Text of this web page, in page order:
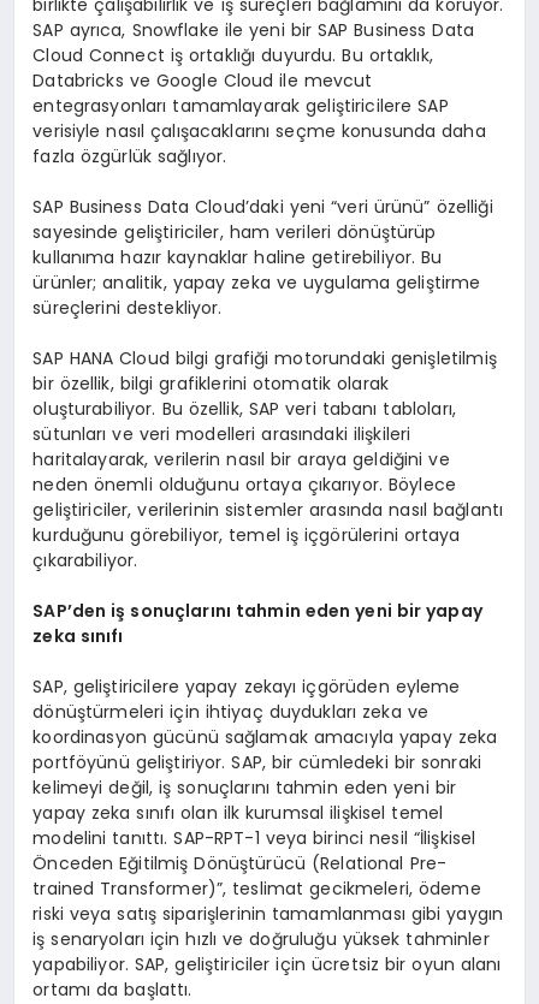
birlikte çalışabilirlik ve iş süreçleri bağlamını da koruyor.
SAP ayrıca, Snowflake ile yeni bir SAP Business Data
Cloud Connect iş ortaklığı duyurdu. Bu ortaklık,
Databricks ve Google Cloud ile mevcut
entegrasyonları tamamlayarak geliştiricilere SAP
verisiyle nasıl çalışacaklarını seçme konusunda daha
fazla özgürlük sağlıyor.
SAP Business Data Cloud’daki yeni “veri ürünü” özelliği
sayesinde geliştiriciler, ham verileri dönüştürüp
kullanıma hazır kaynaklar haline getirebiliyor. Bu
ürünler; analitik, yapay zeka ve uygulama geliştirme
süreçlerini destekliyor.
SAP HANA Cloud bilgi grafiği motorundaki genişletilmiş
bir özellik, bilgi grafiklerini otomatik olarak
oluşturabiliyor. Bu özellik, SAP veri tabanı tabloları,
sütunları ve veri modelleri arasındaki ilişkileri
haritalayarak, verilerin nasıl bir araya geldiğini ve
neden önemli olduğunu ortaya çıkarıyor. Böylece
geliştiriciler, verilerinin sistemler arasında nasıl bağlantı
kurduğunu görebiliyor, temel iş içgörülerini ortaya
çıkarabiliyor.
SAP’den iş sonuçlarını tahmin eden yeni bir yapay
zeka sınıfı
SAP, geliştiricilere yapay zekayı içgörüden eyleme
dönüştürmeleri için ihtiyaç duydukları zeka ve
koordinasyon gücünü sağlamak amacıyla yapay zeka
portföyünü geliştiriyor. SAP, bir cümledeki bir sonraki
kelimeyi değil, iş sonuçlarını tahmin eden yeni bir
yapay zeka sınıfı olan ilk kurumsal ilişkisel temel
modelini tanıttı. SAP-RPT-1 veya birinci nesil “İlişkisel
Önceden Eğitilmiş Dönüştürücü (Relational Pre-
trained Transformer)”, teslimat gecikmeleri, ödeme
riski veya satış siparişlerinin tamamlanması gibi yaygın
iş senaryoları için hızlı ve doğruluğu yüksek tahminler
yapabiliyor. SAP, geliştiriciler için ücretsiz bir oyun alanı
ortamı da başlattı.